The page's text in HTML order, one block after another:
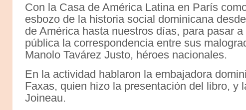
Con la Casa de América Latina en París
esbozo de la historia social dominicana
de América hasta nuestros días, para pasar
pública la correspondencia entre sus
Manolo Tavárez Justo, héroes nacionales.
En la actividad hablaron la embajadora
Faxas, quien hizo la presentación del libro, y
Joineau.